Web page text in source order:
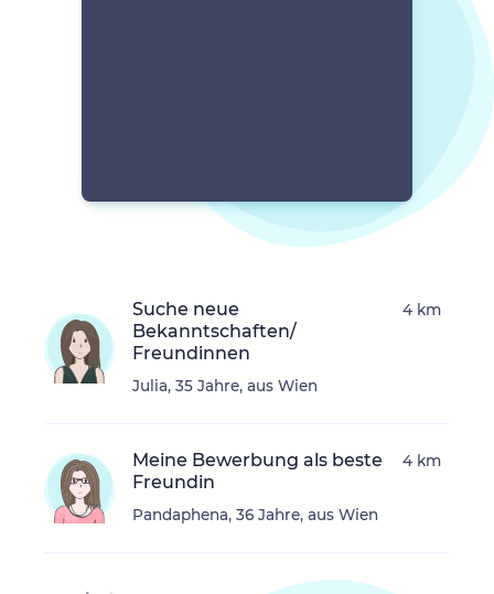
Suche neue
Bekanntschaften/
Freundinnen
Julia, 35 Jahre, aus Wien
4 km
Meine Bewerbung als beste
Freundin
Pandaphena, 36 Jahre, aus Wien
4 km